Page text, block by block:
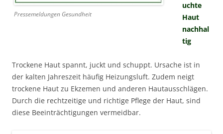
Pressemeldungen Gesundheit
uchte
Haut
nachhal
tig
Trockene Haut spannt, juckt und schuppt. Ursache ist in
der kalten Jahreszeit häufig Heizungsluft. Zudem neigt
trockene Haut zu Ekzemen und anderen Hautausschlägen.
Durch die rechtzeitige und richtige Pflege der Haut, sind
diese Beeinträchtigungen vermeidbar.